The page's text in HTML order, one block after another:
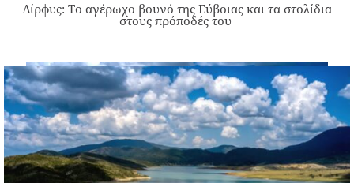
Δίρφυς: Το αγέρωχο βουνό της Εύβοιας και τα στολίδια
στους πρόποδές του